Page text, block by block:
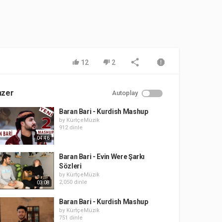
12 2
Autoplay
04:46
Baran Bari - Kurdish Mashup
by KürtçeMüzik
912 dinle
03:08
Baran Bari - Evin Were Şarkı
Sözleri
by KürtçeMüzik
2,050 dinle
Baran Bari - Kurdish Mashup
by KürtçeMüzik
751 dinle